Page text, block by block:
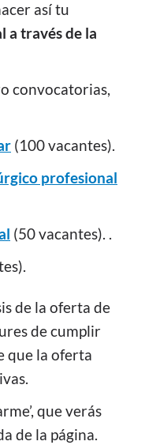
así tu
a través de la
convocatorias,
(100 vacantes).
profesional
(50 vacantes). .
de la oferta de
de cumplir
que la oferta
que verás
de la página.